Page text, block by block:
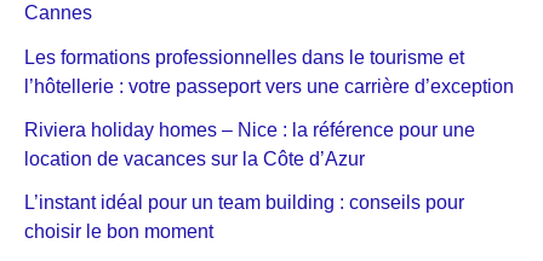
Cannes
Les formations professionnelles dans le tourisme et
l’hôtellerie : votre passeport vers une carrière d’exception
Riviera holiday homes – Nice : la référence pour une
location de vacances sur la Côte d’Azur
L’instant idéal pour un team building : conseils pour
choisir le bon moment